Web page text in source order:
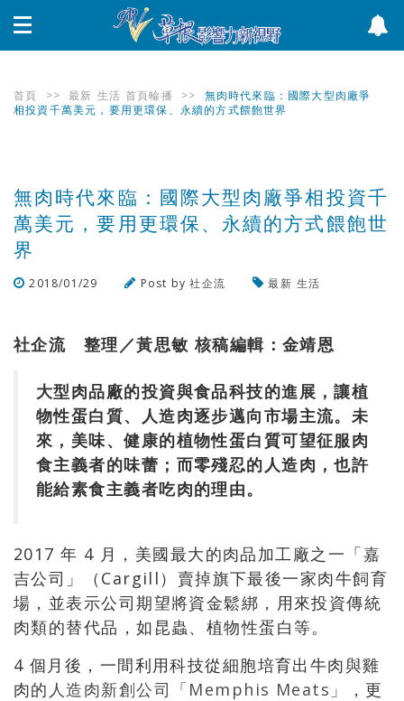
首頁 >> 最新 生活 首頁輪播 >>
無肉時代來臨：國際大型肉廠爭
相投資千萬美元，要用更環保、永續的方式餵飽世界
無肉時代來臨：國際大型肉廠爭相投資千
萬美元，要用更環保、永續的方式餵飽世
界
2018/01/29 Post by社企流 最新 生活
社企流 整理／黃思敏 核稿編輯：金靖恩
大型肉品廠的投資與食品科技的進展，讓植
物性蛋白質、人造肉逐步邁向市場主流。未
來，美味、健康的植物性蛋白質可望征服肉
食主義者的味蕾；而零殘忍的人造肉，也許
能給素食主義者吃肉的理由。
2017 年 4 月，美國最大的肉品加工廠之一「嘉
吉公司」（Cargill）賣掉旗下最後一家肉牛飼育
場，並表示公司期望將資金鬆綁，用來投資傳統
肉類的替代品，如昆蟲、植物性蛋白等。
4 個月後，一間利用科技從細胞培育出牛肉與雞
肉的 人造肉新創公司「Memphis Meats」
，更